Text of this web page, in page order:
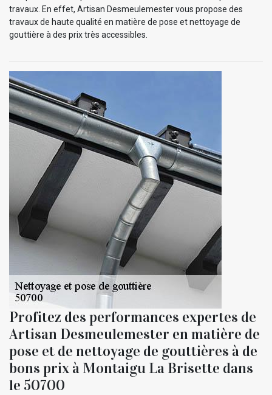
travaux. En effet, Artisan Desmeulemester vous propose des
travaux de haute qualité en matière de pose et nettoyage de
gouttière à des prix très accessibles.
Profitez des performances expertes de
Artisan Desmeulemester en matière de
pose et de nettoyage de gouttières à de
bons prix à Montaigu La Brisette dans
le 50700